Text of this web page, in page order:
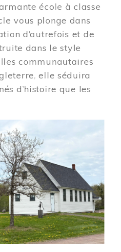
école à classe
vous plonge dans
d’autrefois et de
dans le style
communautaires
elle séduira
d’histoire que les